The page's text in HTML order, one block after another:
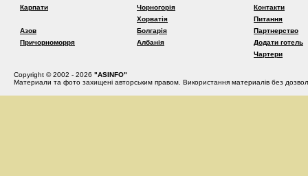
Карпати
Азов
Причорноморря
Чорногорія
Хорватія
Болгарія
Албанія
Контакти
Питання
Партнерство
Додати готель
Чартери
Copyright © 2002 - 2026 "ASINFO"
Материали та фото захищені авторським правом. Використання материалів без